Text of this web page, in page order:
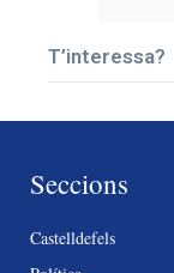
T’interessa?
Seccions
Castelldefels